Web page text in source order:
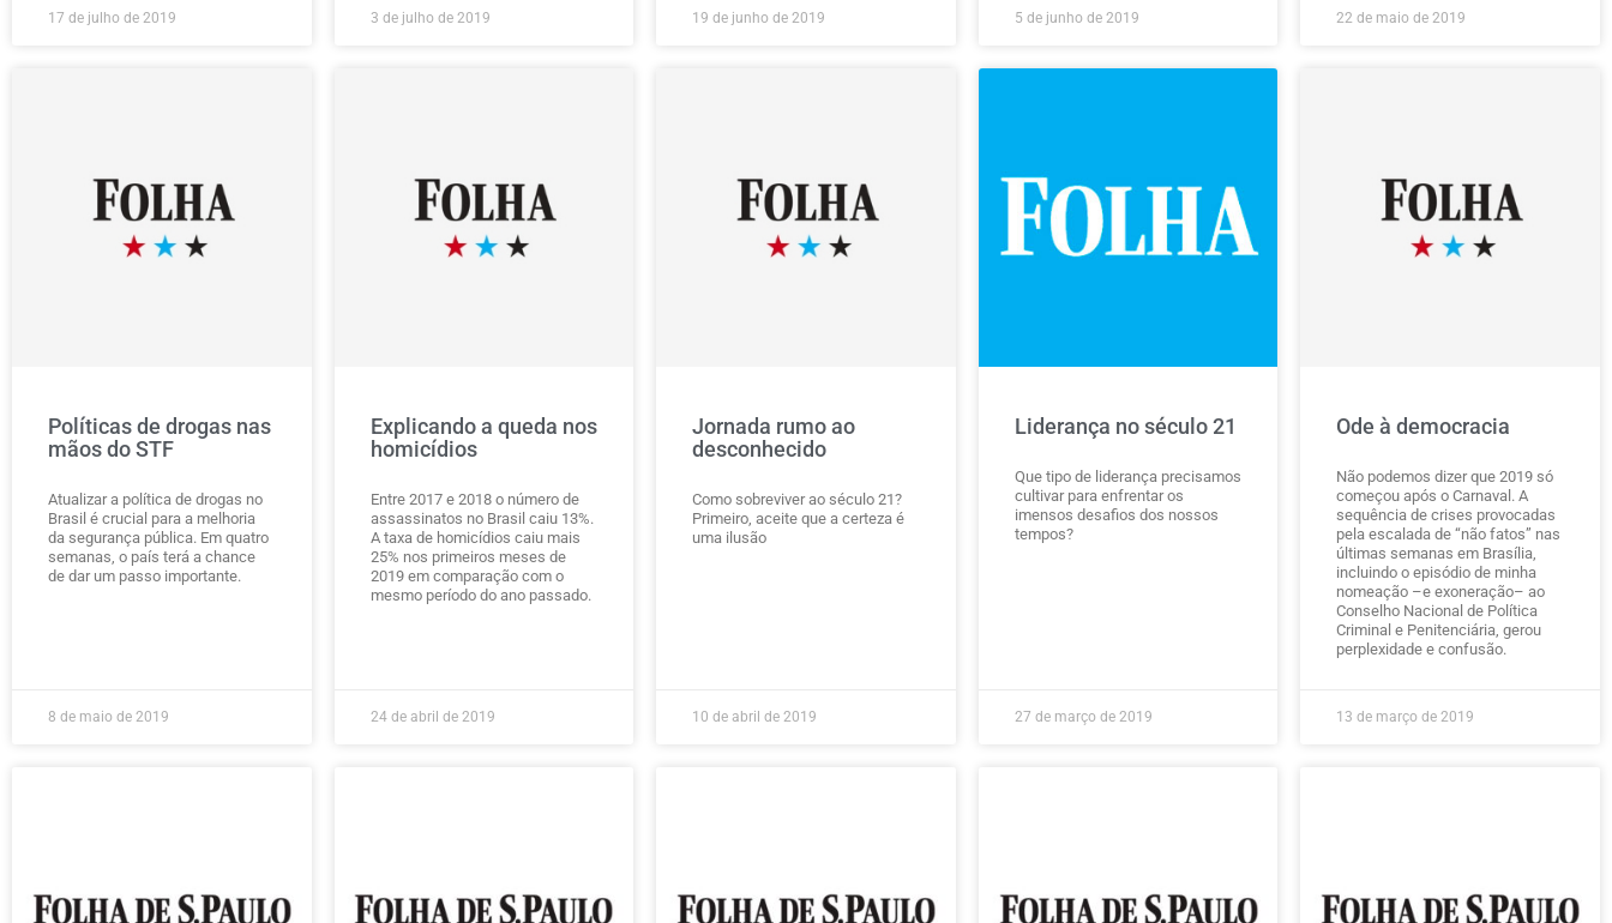
17 de julho de 2019 3 de julho de 2019 19 de junho de 2019 5 de junho de 2019 22 de maio de 2019
Políticas de drogas nas
mãos do STF
Atualizar a política de drogas no
Brasil é crucial para a melhoria
da segurança pública. Em quatro
semanas, o país terá a chance
de dar um passo importante.
8 de maio de 2019
Explicando a queda nos
homicídios
Entre 2017 e 2018 o número de
assassinatos no Brasil caiu 13%.
A taxa de homicídios caiu mais
25% nos primeiros meses de
2019 em comparação com o
mesmo período do ano passado.
24 de abril de 2019
Jornada rumo ao
desconhecido
Como sobreviver ao século 21?
Primeiro, aceite que a certeza é
uma ilusão
10 de abril de 2019
Liderança no século 21
Que tipo de liderança precisamos
cultivar para enfrentar os
imensos desafios dos nossos
tempos?
27 de março de 2019
Ode à democracia
Não podemos dizer que 2019 só
começou após o Carnaval. A
sequência de crises provocadas
pela escalada de “não fatos” nas
últimas semanas em Brasília,
incluindo o episódio de minha
nomeação –e exoneração– ao
Conselho Nacional de Política
Criminal e Penitenciária, gerou
perplexidade e confusão.
13 de março de 2019